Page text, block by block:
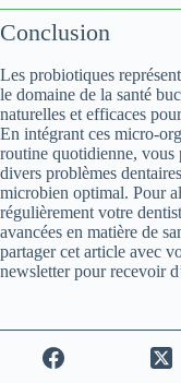
Conclusion
Les probiotiques
le domaine de la santé
naturelles et efficaces
En intégrant ces micro-
routine quotidienne, vous
divers problèmes
microbien optimal. Pour
régulièrement votre
avancées en matière de
partager cet article avec
newsletter pour recevoir